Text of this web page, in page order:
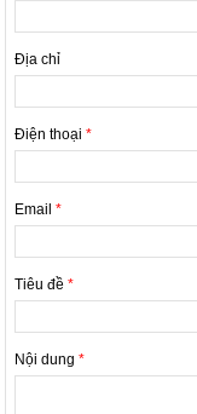
Địa chỉ
Điện thoại*
Email*
Tiêu đề*
Nội dung*